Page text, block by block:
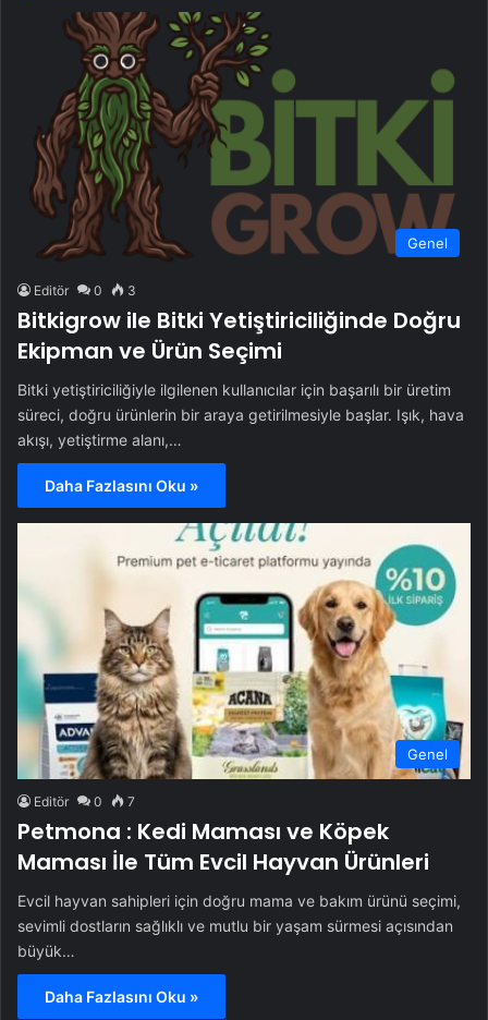
Genel
Editör 0 3
Bitkigrow ile Bitki Yetiştiriciliğinde Doğru
Ekipman ve Ürün Seçimi
Bitki yetiştiriciliğiyle ilgilenen kullanıcılar için başarılı bir üretim
süreci, doğru ürünlerin bir araya getirilmesiyle başlar. Işık, hava
akışı, yetiştirme alanı,…
Daha Fazlasını Oku »
Genel
Editör 0 7
Petmona : Kedi Maması ve Köpek
Maması İle Tüm Evcil Hayvan Ürünleri
Evcil hayvan sahipleri için doğru mama ve bakım ürünü seçimi,
sevimli dostların sağlıklı ve mutlu bir yaşam sürmesi açısından
büyük…
Daha Fazlasını Oku »